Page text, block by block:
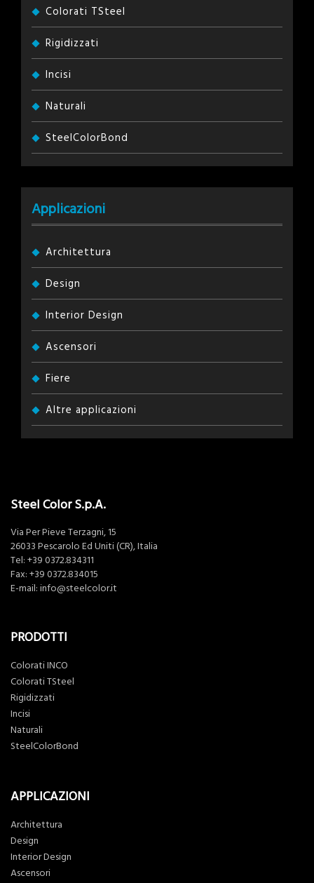
Colorati TSteel
Rigidizzati
Incisi
Naturali
SteelColorBond
Applicazioni
Architettura
Design
Interior Design
Ascensori
Fiere
Altre applicazioni
Steel Color S.p.A.
Via Per Pieve Terzagni, 15
26033 Pescarolo Ed Uniti (CR), Italia
Tel: +39 0372.834311
Fax: +39 0372.834015
E-mail: info@steelcolor.it
PRODOTTI
Colorati INCO
Colorati TSteel
Rigidizzati
Incisi
Naturali
SteelColorBond
APPLICAZIONI
Architettura
Design
Interior Design
Ascensori